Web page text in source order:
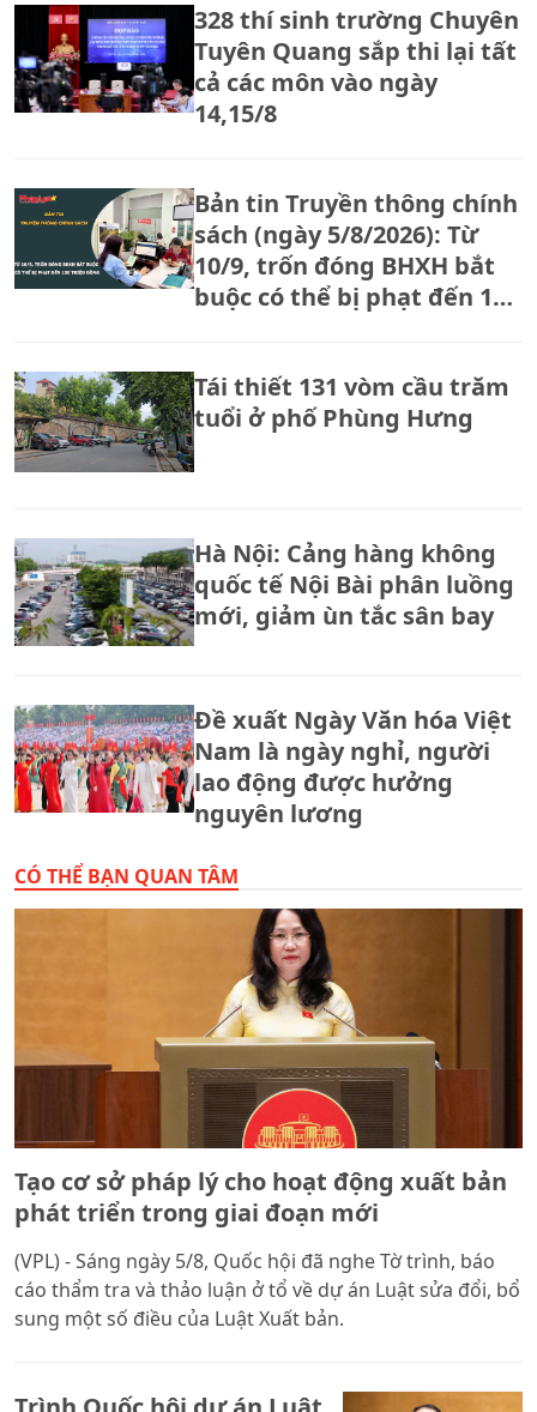
328 thí sinh trường Chuyên
Tuyên Quang sắp thi lại tất
cả các môn vào ngày
14,15/8
Bản tin Truyền thông chính
sách (ngày 5/8/2026): Từ
10/9, trốn đóng BHXH bắt
buộc có thể bị phạt đến 150
Tái thiết 131 vòm cầu trăm
tuổi ở phố Phùng Hưng
Hà Nội: Cảng hàng không
quốc tế Nội Bài phân luồng
mới, giảm ùn tắc sân bay
Đề xuất Ngày Văn hóa Việt
Nam là ngày nghỉ, người
lao động được hưởng
nguyên lương
CÓ THỂ BẠN QUAN TÂM
Tạo cơ sở pháp lý cho hoạt động xuất bản
phát triển trong giai đoạn mới
(VPL) - Sáng ngày 5/8, Quốc hội đã nghe Tờ trình, báo
cáo thẩm tra và thảo luận ở tổ về dự án Luật sửa đổi, bổ
sung một số điều của Luật Xuất bản.